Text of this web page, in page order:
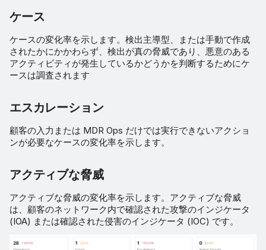
ケース
ケースの変化率を示します。検出主導型、または手動で作成
されたかにかかわらず、検出が真の脅威であり、悪意のある
アクティビティが発生しているかどうかを判断するためにケ
ースは調査されます
エスカレーション
顧客の入力または MDR Ops だけでは実行できないアクショ
ンが必要なケースの変化率を示します。
アクティブな脅威
アクティブな脅威の変化率を示します。アクティブな脅威
は、顧客のネットワーク内で確認された攻撃のインジケータ
(IOA) または確認された侵害のインジケータ (IOC) です。